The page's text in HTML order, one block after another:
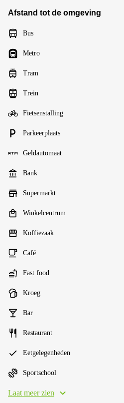
Afstand tot de omgeving
Bus
Metro
Tram
Trein
Fietsenstalling
Parkeerplaats
Geldautomaat
Bank
Supermarkt
Winkelcentrum
Koffiezaak
Café
Fast food
Kroeg
Bar
Restaurant
Eetgelegenheden
Sportschool
Laat meer zien